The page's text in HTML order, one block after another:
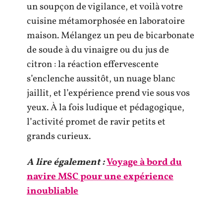
un soupçon de vigilance, et voilà votre
cuisine métamorphosée en laboratoire
maison. Mélangez un peu de bicarbonate
de soude à du vinaigre ou du jus de
citron : la réaction effervescente
s’enclenche aussitôt, un nuage blanc
jaillit, et l’expérience prend vie sous vos
yeux. À la fois ludique et pédagogique,
l’activité promet de ravir petits et
grands curieux.
A lire également :Voyage à bord du
navire MSC pour une expérience
inoubliable